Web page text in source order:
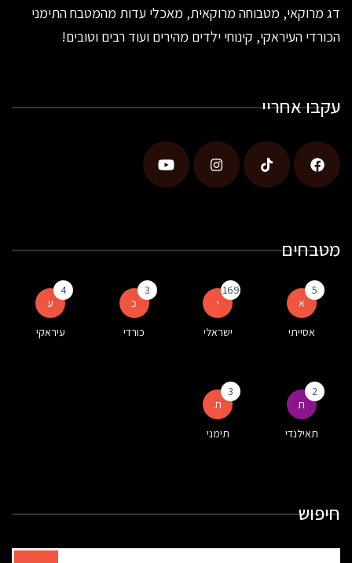
דג מרוקאי, מטבוחה מרוקאית, מאכלי עדות מהמטבח התימני
הכורדי העיראקי, קינוחי ילדים מהירים ועוד רבים וטובים!
עקבו אחריי
מטבחים
א
5
אסייתי
י
169
ישראלי
כ
3
כורדי
ע
4
עיראקי
ת
2
תאילנדי
ת
3
תימני
חיפוש